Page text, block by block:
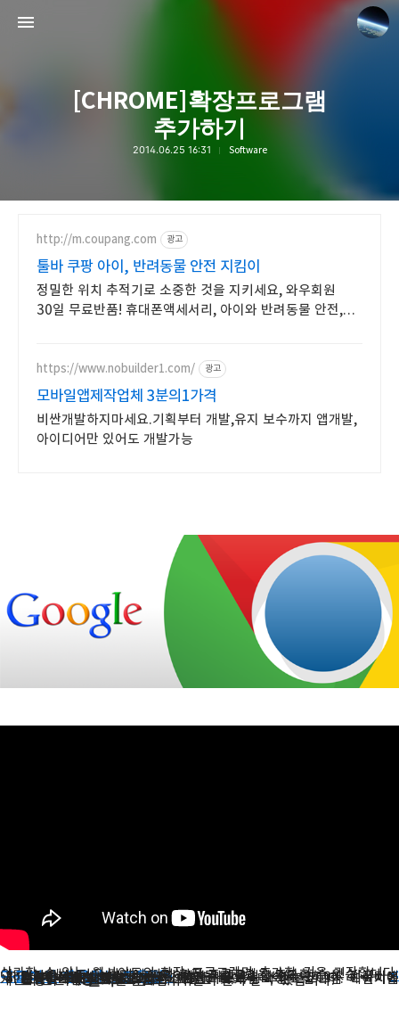
[CHROME]확장프로그램
추가하기
2014.06.25 16:31 Software
http://m.coupang.com 광고
툴바 쿠팡 아이, 반려동물 안전 지킴이
정밀한 위치 추적기로 소중한 것을 지키세요, 와우회원
30일 무료반품! 휴대폰액세서리, 아이와 반려동물 안전,
https://www.nobuilder1.com/ 광고
모바일앱제작업체 3분의1가격
비싼개발하지마세요.기획부터 개발,유지 보수까지 앱개발,
아이디어만 있어도 개발가능
신뢰할 수 있는 웹사이트의 확장 프로그램만 추가할 것을 권장합니다. Chrome에서 다음 단계에 따라 확장 프로그램을 추가할 수 있습니다.
<구글에서 제공하는 도움말>
웹사이트에서 확장 프로그램 파일을 다운로드하여 컴퓨터에 저장합니다.
브라우저 툴바에서 공구모양 아이콘을 클릭합니다.
도구 > 확장 프로그램을 선택합니다.
컴퓨터에서 확장 프로그램 파일을 찾아서 확장 프로그램 페이지에 파일을 드래그합니다.
표시되는 대화상자에서 권한 목록을 검토합니다. 설치를 진행하려면설치를 클릭합니다.
개인이 만든 확장 프로그램도 위와 같이 설치 할 수 있습니다.
www.earthhero.me